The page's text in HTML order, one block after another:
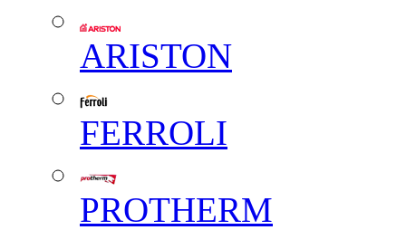
ARISTON
FERROLI
PROTHERM